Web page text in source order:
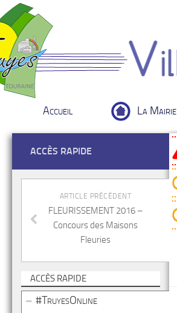
Accueil La Mairie
ACCÈS RAPIDE
ARTICLE PRÉCÉDENT
FLEURISSEMENT 2016 –
Concours des Maisons
Fleuries
ACCÈS RAPIDE
#TruyesOnline